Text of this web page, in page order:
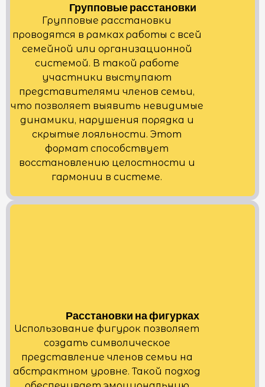
Групповые расстановки
Групповые расстановки
проводятся в рамках работы с всей
семейной или организационной
системой. В такой работе
участники выступают
представителями членов семьи,
что позволяет выявить невидимые
динамики, нарушения порядка и
скрытые лояльности. Этот
формат способствует
восстановлению целостности и
гармонии в системе.
Расстановки на фигурках
Использование фигурок позволяет
создать символическое
представление членов семьи на
абстрактном уровне. Такой подход